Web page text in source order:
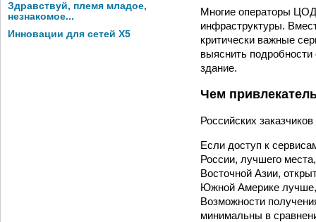
Здравствуй, племя младое,
незнакомое...
Инновации для сетей X5
Многие операторы ЦОД
инфраструктуры.
критически важные
выяснить подробности
здание.
Чем
Российских
Если доступ к
России, лучшего
Восточной Азии,
Южной Америке лучше,
Возможности
минимальны в